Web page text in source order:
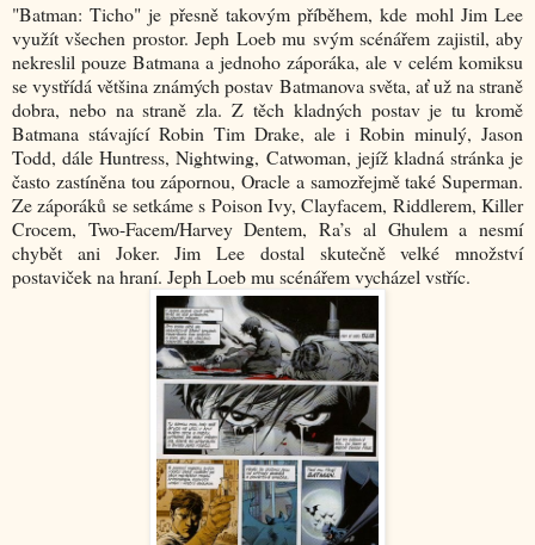
"Batman: Ticho" je přesně takovým příběhem, kde mohl Jim Lee
využít všechen prostor. Jeph Loeb mu svým scénářem zajistil, aby
nekreslil pouze Batmana a jednoho záporáka, ale v celém komiksu
se vystřídá většina známých postav Batmanova světa, ať už na straně
dobra, nebo na straně zla. Z těch kladných postav je tu kromě
Batmana stávající Robin Tim Drake, ale i Robin minulý, Jason
Todd, dále Huntress, Nightwing, Catwoman, jejíž kladná stránka je
často zastíněna tou zápornou, Oracle a samozřejmě také Superman.
Ze záporáků se setkáme s Poison Ivy, Clayfacem, Riddlerem, Killer
Crocem, Two-Facem/Harvey Dentem, Ra’s al Ghulem a nesmí
chybět ani Joker. Jim Lee dostal skutečně velké množství
postaviček na hraní. Jeph Loeb mu scénářem vycházel vstříc.